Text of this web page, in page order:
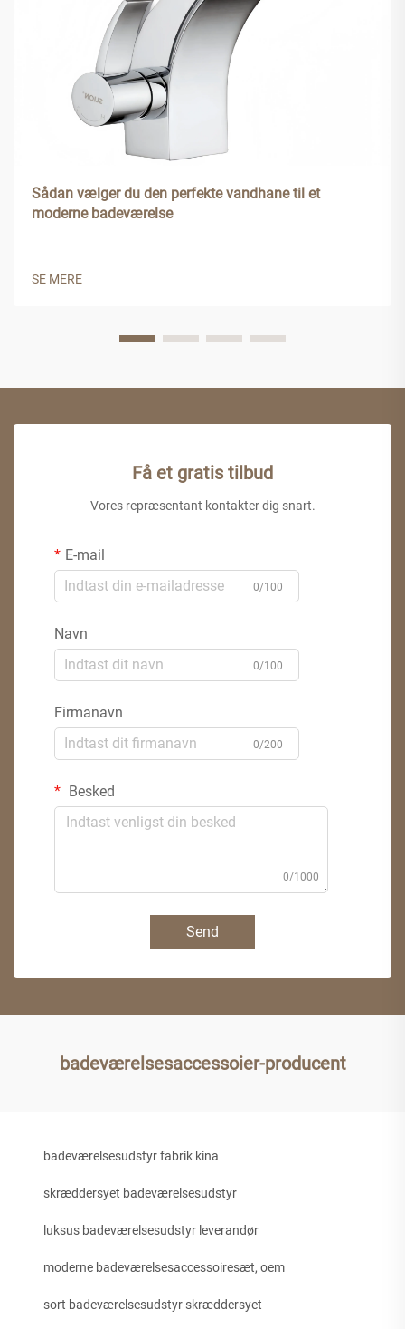
Sådan vælger du den perfekte vandhane til et
moderne badeværelse
SE MERE
Få et gratis tilbud
Vores repræsentant kontakter dig snart.
E-mail
0/100
Navn
0/100
Firmanavn
0/200
Besked
0/1000
Send
badeværelsesaccessoier-producent
badeværelsesudstyr fabrik kina
skræddersyet badeværelsesudstyr
luksus badeværelsesudstyr leverandør
moderne badeværelsesaccessoiresæt, oem
sort badeværelsesudstyr skræddersyet